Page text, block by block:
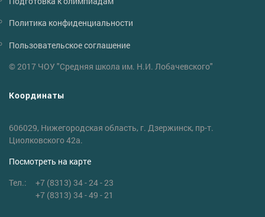
Политика конфиденциальности
Пользовательское соглашение
© 2017 ЧОУ "Средняя школа им. Н.И. Лобачевского"
Координаты
606029, Нижегородская область, г. Дзержинск, пр-т.
Циолковского 42а.
Посмотреть на карте
Тел.:
+7 (8313) 34 - 24 - 23
+7 (8313) 34 - 49 - 21